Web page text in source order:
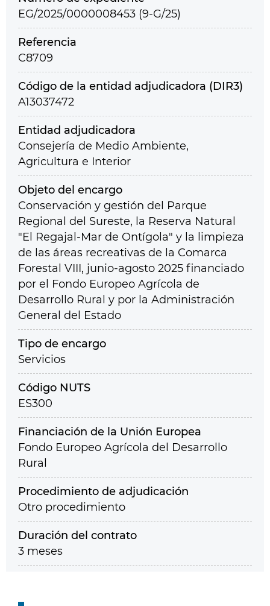
EG/2025/0000008453 (9-G/25)
Referencia
C8709
Código de la entidad adjudicadora (DIR3)
A13037472
Entidad adjudicadora
Consejería de Medio Ambiente,
Agricultura e Interior
Objeto del encargo
Conservación y gestión del Parque
Regional del Sureste, la Reserva Natural
"El Regajal-Mar de Ontígola" y la limpieza
de las áreas recreativas de la Comarca
Forestal VIII, junio-agosto 2025 financiado
por el Fondo Europeo Agrícola de
Desarrollo Rural y por la Administración
General del Estado
Tipo de encargo
Servicios
Código NUTS
ES300
Financiación de la Unión Europea
Fondo Europeo Agrícola del Desarrollo
Rural
Procedimiento de adjudicación
Otro procedimiento
Duración del contrato
3 meses